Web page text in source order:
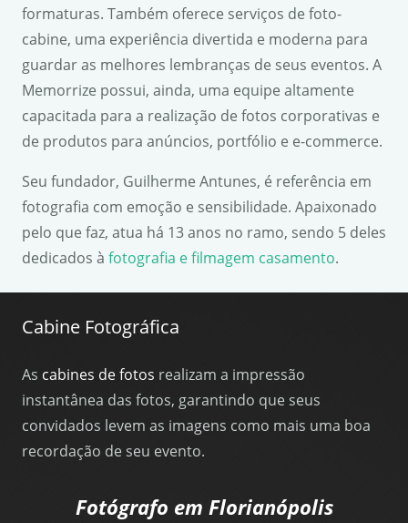
formaturas. Também oferece serviços de foto-
cabine, uma experiência divertida e moderna para
guardar as melhores lembranças de seus eventos. A
Memorrize possui, ainda, uma equipe altamente
capacitada para a realização de fotos corporativas e
de produtos para anúncios, portfólio e e-commerce.
Seu fundador, Guilherme Antunes, é referência em
fotografia com emoção e sensibilidade. Apaixonado
pelo que faz, atua há 13 anos no ramo, sendo 5 deles
dedicados à fotografia e filmagem casamento.
Cabine Fotográfica
As cabines de fotos realizam a impressão
instantânea das fotos, garantindo que seus
convidados levem as imagens como mais uma boa
recordação de seu evento.
Fotógrafo em Florianópolis